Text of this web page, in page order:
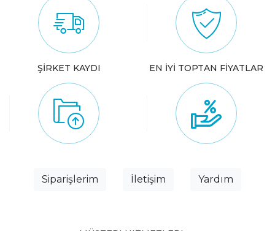
ŞİRKET KAYDI EN İYİ TOPTAN FİYATLAR
Siparişlerim İletişim Yardım